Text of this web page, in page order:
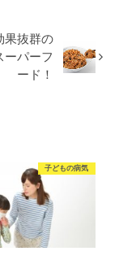
果抜群の
ーパーフ
ード！
子どもの病気